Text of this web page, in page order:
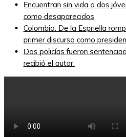
Encuentran sin vida a dos
como desaparecidos
Colombia: De la Espriella
primer discurso como
Dos policías fueron
recibió el autor.